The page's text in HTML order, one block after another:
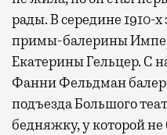
рады. В середине 1910-
примы-балерины
Екатерины Гельцер. С
Фанни Фельдман
подъезда Большого
бедняжку, у которой